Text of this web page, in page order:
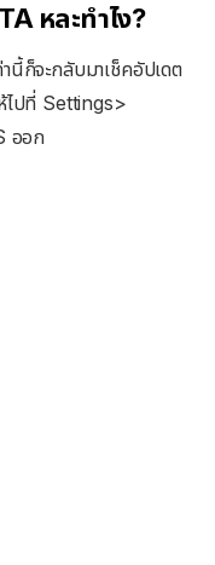
หละทำไง?
ก็จะกลับมาเช็คอัปเดต
ไปที่ Settings>
ออก